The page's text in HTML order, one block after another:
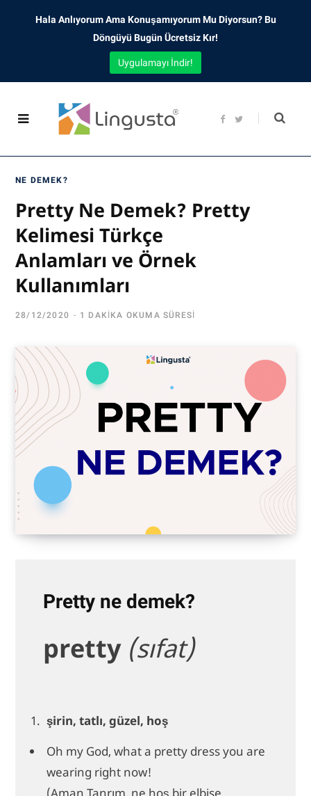
F
b
t
NE DEMEK?
Pretty Ne Demek? Pretty
Kelimesi Türkçe
Anlamları ve Örnek
Kullanımları
28/12/2020 1 DAKIKA OKUMA SÜRESI
Pretty ne demek?
pretty (sıfat)
şirin, tatlı, güzel, hoş
Oh my God, what a pretty dress you are
wearing right now!
(Aman Tanrım, ne hoş bir elbise
Hala Anlıyorum Ama Konuşamıyorum Mu Diyorsun? Bu
Döngüyü Bugün Ücretsiz Kır!
Uygulamayı İndir!